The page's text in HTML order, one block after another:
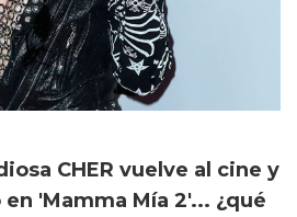
CHER vuelve al cine y
'Mamma Mía 2'... ¿qué